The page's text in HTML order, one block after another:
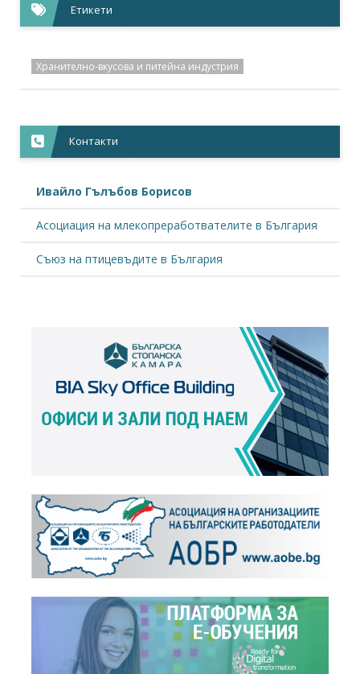
Етикети
Хранително-вкусова и питейна индустрия
Контакти
Ивайло Гълъбов Борисов
Асоциация на млекопреработвателите в България
Съюз на птицевъдите в България